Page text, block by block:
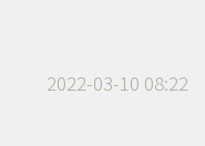
2022-03-10 08:22